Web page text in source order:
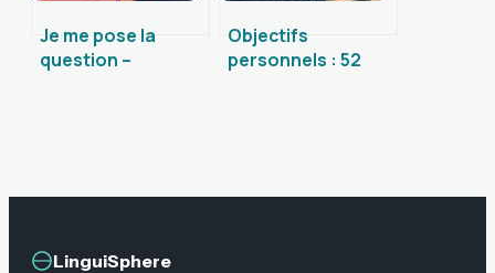
Je me pose la
question –
Objectifs
personnels : 52
LinguiSphere